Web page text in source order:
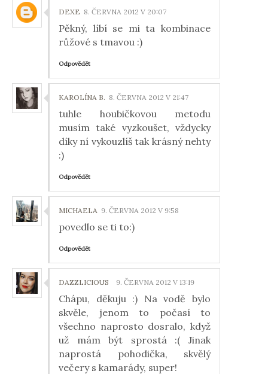
DEXE 8. ČERVNA 2012 V 20:07
Pěkný, líbí se mi ta kombinace
růžové s tmavou :)
Odpovědět
KAROLÍNA B. 8. ČERVNA 2012 V 21:47
tuhle houbičkovou metodu
musím také vyzkoušet, vždycky
díky ní vykouzlíš tak krásný nehty
:)
Odpovědět
MICHAELA 9. ČERVNA 2012 V 9:58
povedlo se ti to:)
Odpovědět
DAZZLICIOUS 9. ČERVNA 2012 V 13:19
Chápu, děkuju :) Na vodě bylo
skvěle, jenom to počasí to
všechno naprosto dosralo, když
už mám být sprostá :( Jinak
naprostá pohodička, skvělý
večery s kamarády, super!